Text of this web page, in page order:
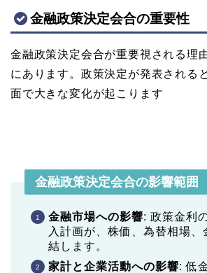
金融政策決定会合の重要性
金融政策決定会合が重要視される理
にあります。政策決定が発表される
面で大きな変化が起こります
金融政策決定会合の影響範囲
金融市場への影響: 政策金利
入計画が、株価、為替相場、
結します。
家計と企業活動への影響: 低